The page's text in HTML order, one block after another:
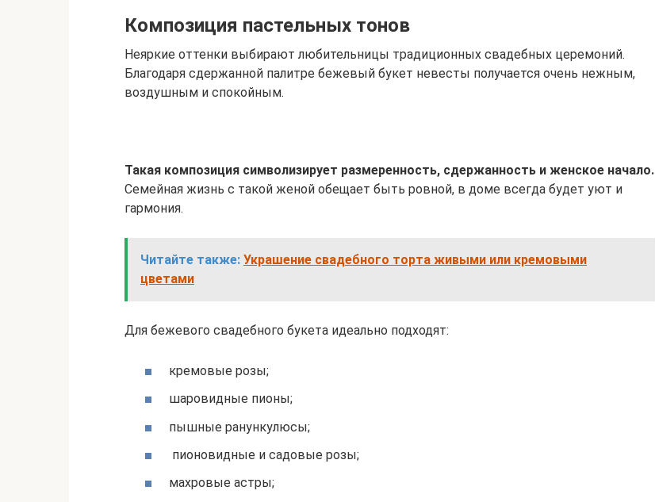
Композиция пастельных тонов
Неяркие оттенки выбирают любительницы традиционных свадебных церемоний.
Благодаря сдержанной палитре бежевый букет невесты получается очень нежным,
воздушным и спокойным.
Такая композиция символизирует размеренность, сдержанность и женское начало.
Семейная жизнь с такой женой обещает быть ровной, в доме всегда будет уют и
гармония.
Читайте также: Украшение свадебного торта живыми или кремовыми
цветами
Для бежевого свадебного букета идеально подходят:
кремовые розы;
шаровидные пионы;
пышные ранункулюсы;
пионовидные и садовые розы;
махровые астры;